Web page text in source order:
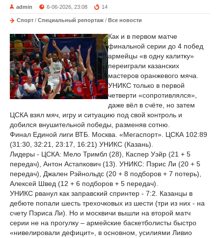
admin 6-06-2026, 23:08 14
Спорт / Специальный репортаж / Все новости
Как и в первом матче
финальной серии до 4 побед
армейцы «в одну калитку»
переиграли казанских
мастеров оранжевого мяча.
УНИКС только в первой
четверти «сопротивлялся»,
даже вёл в счёте, но затем
ЦСКА взял мяч, игру и ситуацию под свой контроль и
добился внушительной победы, разменяв сотню.
Финал Единой лиги ВТБ. Москва. «Мегаспорт». ЦСКА 102:89
(31:30, 32:21, 23:17, 16:21) УНИКС (Казань).
Лидеры - ЦСКА: Мело Тримбл (28), Каспер Уэйр (21 + 5
передач), Антон Астапкович (13). УНИКС: Пэрис Ли (20 + 5
передач), Джален Рэйнольдс (20 + 8 подборов + 7 потерь),
Алексей Швед (12 + 6 подборов + 5 передач).
УНИКС рванул как заправский спринтер - 7:2. Казанцы в
дебюте попали шесть трехочковых из шести (три из них - на
счету Пэриса Ли). Но и москвичи вышли на второй матч
серии не на прогулку – армейские баскетболисты быстро
«нивелировали дефицит», в основном, усилиями Ливио